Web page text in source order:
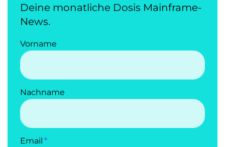
Deine monatliche Dosis Mainframe-
News.
Vorname
Nachname
Email